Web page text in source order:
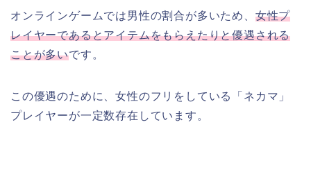
オンラインゲームでは男性の割合が多いため、 女性プ
レイヤーであるとアイテムをもらえたりと優遇される
ことが多いです。
この優遇のために、女性のフリをしている「ネカマ」
プレイヤーが一定数存在しています。